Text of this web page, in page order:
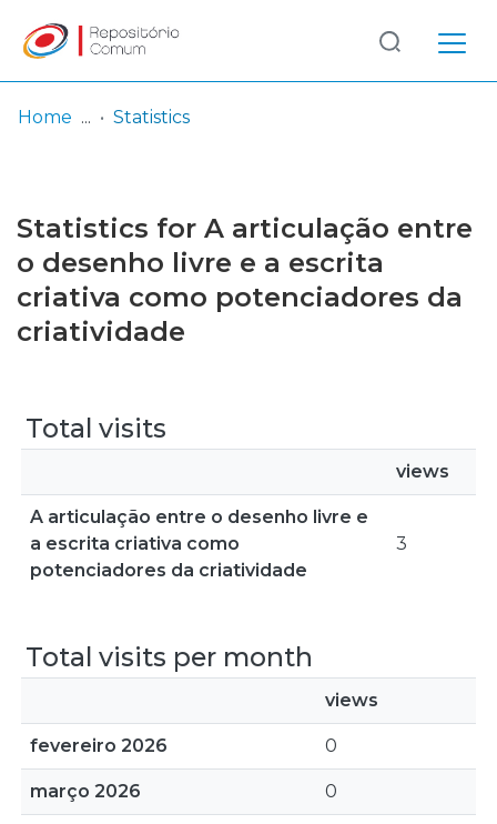
Browse repository
Entities
Log
In
(current)
Home Statistics
Statistics for A articulação entre
o desenho livre e a escrita
criativa como potenciadores da
criatividade
Total visits
views
A articulação entre o desenho livre e
a escrita criativa como
potenciadores da criatividade
3
Total visits per month
views
fevereiro 2026 0
março 2026 0